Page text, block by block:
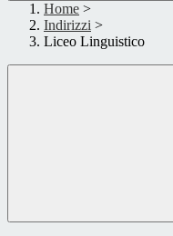
Home >
Indirizzi >
Liceo Linguistico